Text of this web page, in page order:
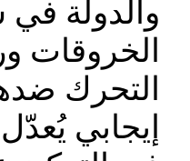
والدولة
الخروقات
التحرك
إيجابي